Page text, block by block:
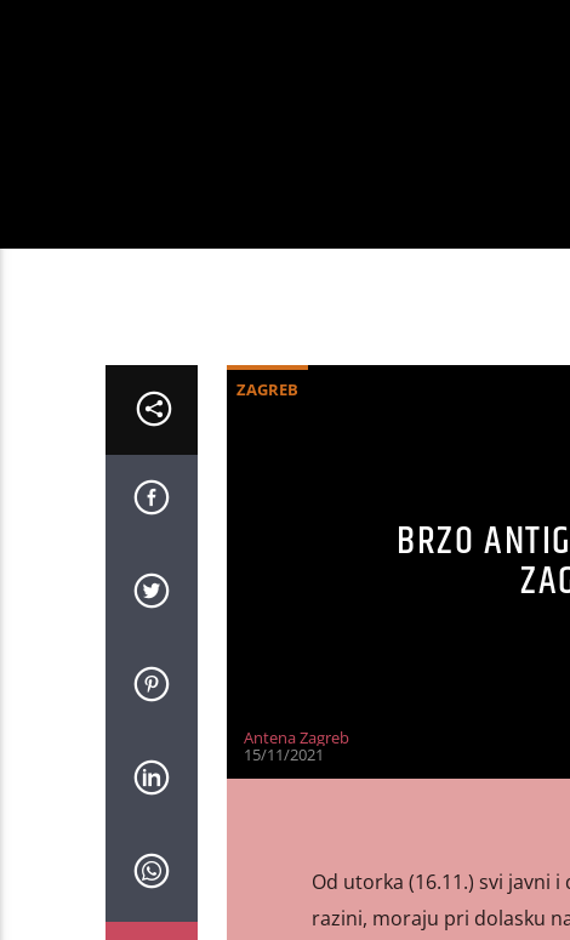
ZAGREB
BRZO
Antena Zagreb
15/11/2021
Od utorka (16.11.) svi javni
razini, moraju pri dolasku